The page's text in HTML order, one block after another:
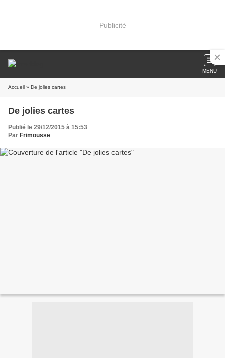
Publicité
MENU
Accueil » De jolies cartes
De jolies cartes
Publié le 29/12/2015 à 15:53
Par Frimousse